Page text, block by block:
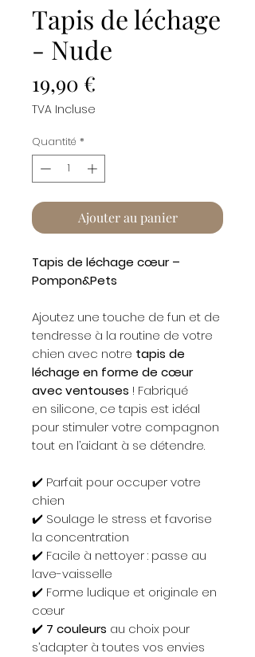
Tapis de léchage
- Nude
19,90 €
TVA Incluse
Quantité *
Ajouter au panier
Tapis de léchage cœur –
Pompon&Pets
Ajoutez une touche de fun et de
tendresse à la routine de votre
chien avec notre tapis de
léchage en forme de cœur
avec ventouses ! Fabriqué
en silicone, ce tapis est idéal
pour stimuler votre compagnon
tout en l’aidant à se détendre.
✔️ Parfait pour occuper votre
chien
✔️ Soulage le stress et favorise
la concentration
✔️ Facile à nettoyer : passe au
lave-vaisselle
✔️ Forme ludique et originale en
cœur
✔️ 7 couleurs au choix pour
s’adapter à toutes vos envies